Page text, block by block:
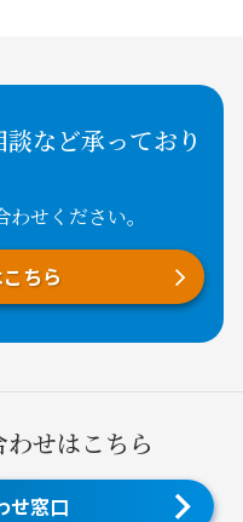
など承っており
せください。
ちら
せはこちら
せ窓口